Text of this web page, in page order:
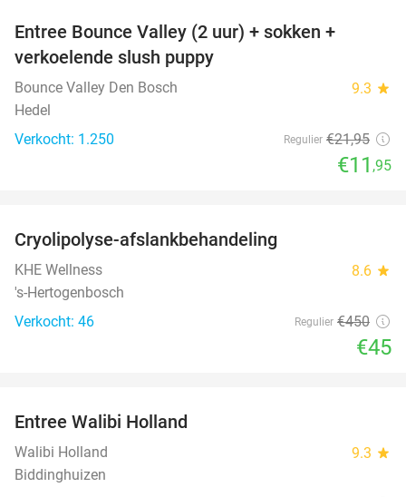
Entree Bounce Valley (2 uur) + sokken +
verkoelende slush puppy
Bounce Valley Den Bosch 9.3 star
Hedel
Verkocht: 1.250
Regulier €21,95
€11 ,95
Cryolipolyse-afslankbehandeling
KHE Wellness 8.6 star
's-Hertogenbosch
Verkocht: 46
Regulier €450
€45
Entree Walibi Holland
Walibi Holland 9.3 star
Biddinghuizen